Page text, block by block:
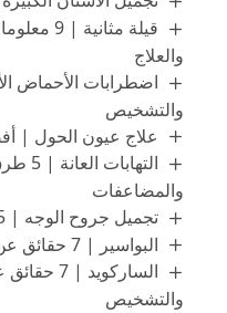
قيلة
والعلاج
والتشخيص
علاج عيون الحول | أفضل 4 أنواع
والمضاعفات
تجميل جروح الوجه | 5 تقنيات لإخفاء الندبات
البواسير | 7 حقائق عن الأعراض، الأسباب، والعلاج
والتشخيص